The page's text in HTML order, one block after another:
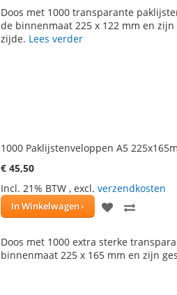
AANTE
Doos met 1000 transparante
de binnenmaat 225 x 122 mm en
zijde. Lees verder
1000 Paklijstenveloppen A5
€ 45,50
Incl. 21% BTW , excl. verzendkosten
In Winkelwagen
VOEG
AANTE
Doos met 1000 extra sterke
binnenmaat 225 x 165 mm en zijn